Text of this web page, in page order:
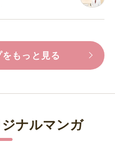
もっと見る
ナルマンガ